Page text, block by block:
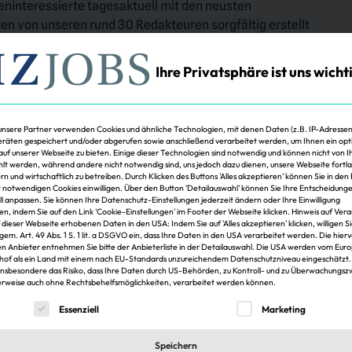
tagesaktuell mit den neusten
von unseren rund 30 Redakteuren sorgfältig erstellt
Immobilien Zeitung 24/7 zur Verfügung.
Recruiting. Es bildet das gesamte Job-Spektrum der
mit immobilienwirtschaftlichem,
bis hin zu Vakanzen für Finanz- und
Ihre Privatsphäre ist uns
Partner verwenden Cookies und ähnliche Technologien, mit denen Daten (z.B. IP-
gespeichert und/oder abgerufen sowie anschließend verarbeitet werden, um Ihnen ein
unserer Webseite zu bieten. Einige dieser Technologien sind notwendig und können nicht von
werden, während andere nicht notwendig sind, uns jedoch dazu dienen, unsere Webseite
und wirtschaftlich zu betreiben. Durch Klicken des Buttons 'Alles akzeptieren' können Sie in den
Cookies einwilligen. Über den Button 'Detailauswahl' können Sie Ihre
anpassen. Sie können Ihre Datenschutz-Einstellungen jederzeit ändern oder Ihre Einwilligung
indem Sie auf den Link 'Cookie-Einstellungen' im Footer der Webseite klicken. Hinweis auf
Webseite erhobenen Daten in den USA: Indem Sie auf 'Alles akzeptieren' klicken, willigen
Art. 49 Abs. 1 S. 1 lit. a DSGVO ein, dass Ihre Daten in den USA verarbeitet werden. Die
Anbieter entnehmen Sie bitte der Anbieterliste in der Detailauswahl. Die USA werden vom
als ein Land mit einem nach EU-Standards unzureichendem Datenschutzniveau eingeschätzt.
das Risiko, dass Ihre Daten durch US-Behörden, zu Kontroll- und zu
auch ohne Rechtsbehelfsmöglichkeiten, verarbeitet werden können.
eine Liste der Service-Gruppen, für die eine Einwilligung
Essenziell Marketing
Speichern